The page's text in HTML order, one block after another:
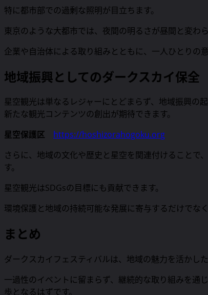
特に都市部での過剰な照明が目立ちます。
東京のような大都市では、夜間の明るさが昼間と変わ
企業や自治体による取り組みとともに、一人ひとりの
地域振興としてのダークスカイ保全
星空観光は単なるレジャーにとどまらず、地域振興の
新たな観光コンテンツの創出が期待できます。
星空保護区
https://hoshizorahogoku.org
さらに、地域の文化や歴史と星空を関連付けること
す。
星空観光はSDGsの目標にも貢献できます。
環境保護と地域の持続可能な発展に寄与するだけでな
まとめ
ダークスカイフェスティバルは、地域の魅力を活かし
一過性のイベントに留まらず、継続的な取り組みを通
歩となるはずです。